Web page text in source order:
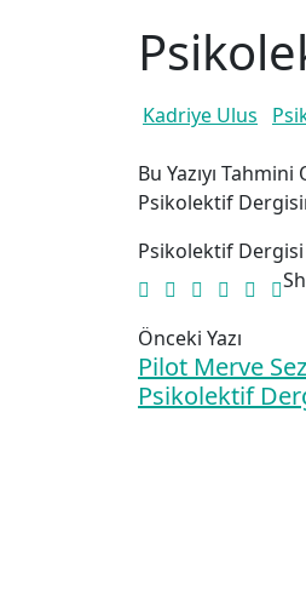
Kadriye Ulus
Bu Yazıyı
Psikolektif
Psikolektif Dergisi
Önceki Yazı
Pilot Merve
Psikolektif